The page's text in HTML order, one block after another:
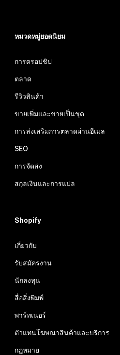
หมวดหมู่ยอดนิยม
การดรอปชิป
ตลาด
รีวิวสินค้า
ขายเพิ่มและขายเป็นชุด
การส่งเสริมการตลาดผ่านอีเมล
SEO
การจัดส่ง
สกุลเงินและการแปล
Shopify
เกี่ยวกับ
รับสมัครงาน
นักลงทุน
สื่อสิ่งพิมพ์
พาร์ทเนอร์
ตัวแทนโฆษณาสินค้าและบริการ
กฎหมาย